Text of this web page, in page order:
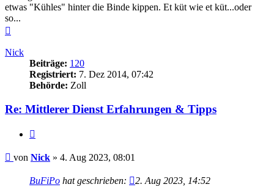
etwas "Kühles" hinter die Binde kippen. Et küt wie et küt...oder
so...
Nick
Beiträge: 120
Registriert: 7. Dez 2014, 07:42
Behörde: Zoll
Re: Mittlerer Dienst Erfahrungen & Tipps
Beitrag
von Nick » 4. Aug 2023, 08:01
BuFiPo hat geschrieben: 2. Aug 2023, 14:52